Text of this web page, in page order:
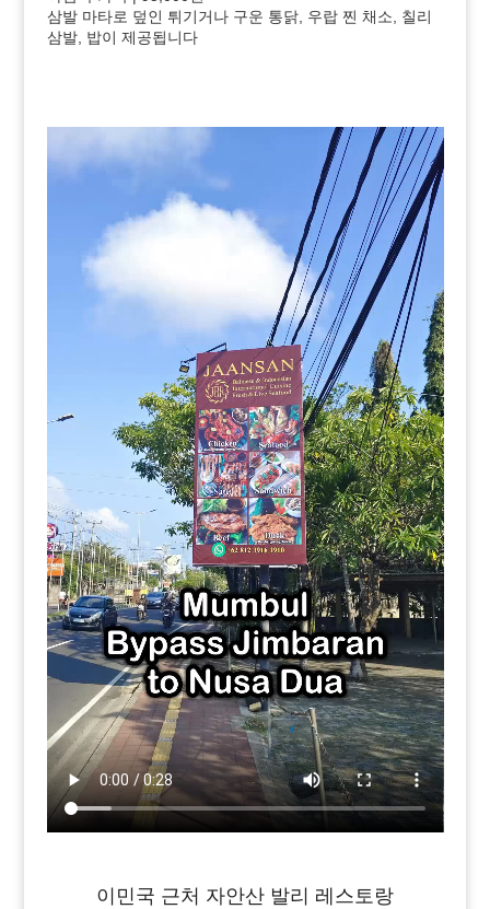
삼발 마타로 덮인 튀기거나 구운 통닭, 우랍 찐 채소, 칠리
삼발, 밥이 제공됩니다
이민국 근처 자안산 발리 레스토랑